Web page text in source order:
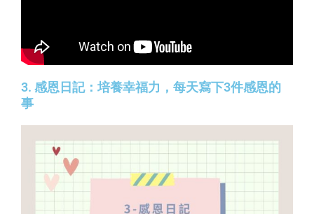
3. 感恩日記：培養幸福力，每天寫下3件感恩的
事